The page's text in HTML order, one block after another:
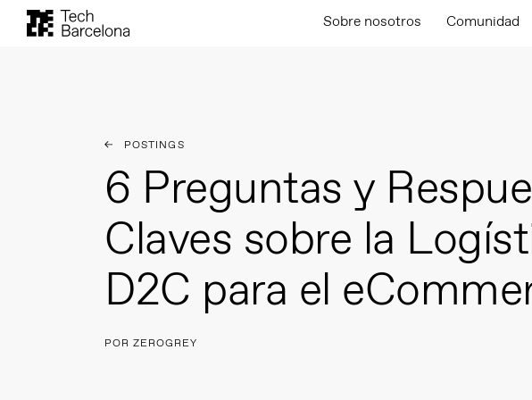
Sobre nosotros Comunidad
POSTINGS
6 Preguntas y
Claves sobre la
D2C para el
POR ZEROGREY